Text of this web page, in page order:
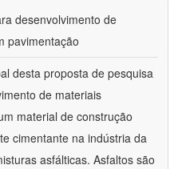
desenvolvimento de
pavimentação
desta proposta de pesquisa
de materiais
material de construção
cimentante na indústria da
asfálticas. Asfaltos são